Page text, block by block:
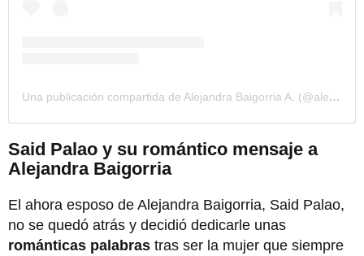
Una publicación compartida de Alejandra Baigorria A. (@alejandrabaigorria)
Said Palao y su romántico mensaje a
Alejandra Baigorria
El ahora esposo de Alejandra Baigorria, Said Palao,
no se quedó atrás y decidió dedicarle unas
románticas palabras tras ser la mujer que siempre